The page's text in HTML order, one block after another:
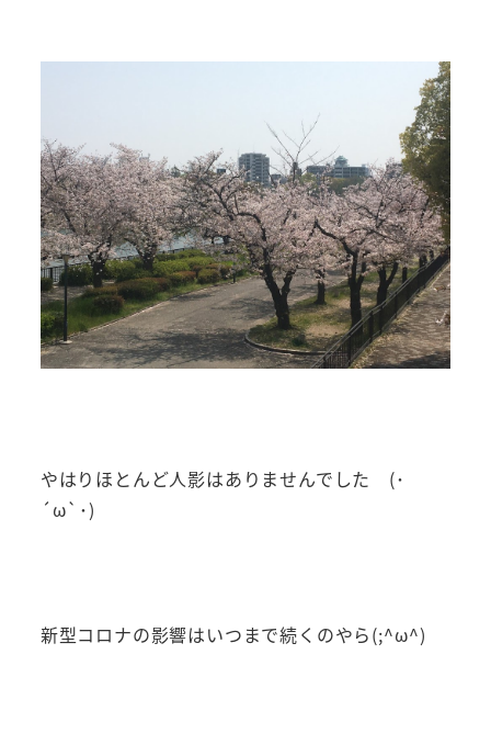
やはりほとんど人影はありませんでした (･
´ω`･)
新型コロナの影響はいつまで続くのやら(;^ω^)